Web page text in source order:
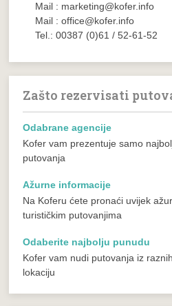
Mail : marketing@kofer.info
Mail : office@kofer.info
Tel.: 00387 (0)61 / 52-61-52
Zašto rezervisati
Odabrane agencije
Kofer vam prezentuje samo
putovanja
Ažurne informacije
Na Koferu ćete pronaći uvijek
turističkim putovanjima
Odaberite najbolju punudu
Kofer vam nudi putovanja iz
lokaciju